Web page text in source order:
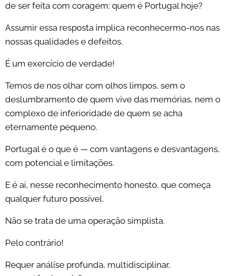
de ser feita com coragem: quem é Portugal hoje?
Assumir essa resposta implica reconhecermo-nos nas
nossas qualidades e defeitos.
É um exercício de verdade!
Temos de nos olhar com olhos limpos, sem o
deslumbramento de quem vive das memórias, nem o
complexo de inferioridade de quem se acha
eternamente pequeno.
Portugal é o que é — com vantagens e desvantagens,
com potencial e limitações.
E é aí, nesse reconhecimento honesto, que começa
qualquer futuro possível.
Não se trata de uma operação simplista.
Pelo contrário!
Requer análise profunda, multidisciplinar,